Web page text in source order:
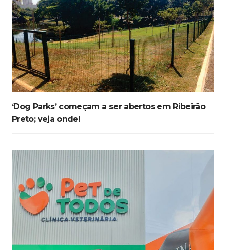
‘Dog Parks’ começam a ser abertos em Ribeirão
Preto; veja onde!